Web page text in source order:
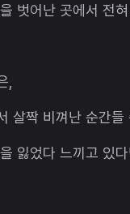
벗어난 곳에서 전
,
살짝 비껴난 순간
잃었다 느끼고 있